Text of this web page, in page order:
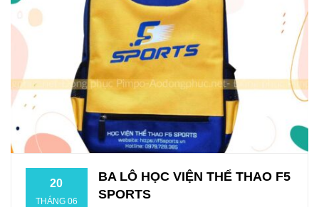
20
THÁNG 06
BA LÔ HỌC VIỆN THỂ THAO F5
SPORTS